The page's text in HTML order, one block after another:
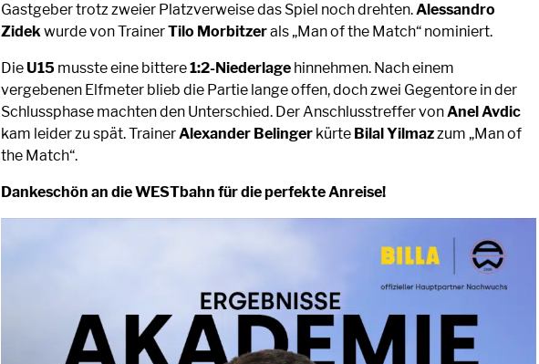
Gastgeber trotz zweier Platzverweise das Spiel noch drehten.Alessandro
Zidekwurde von TrainerTilo Morbitzerals „Man of the Match“ nominiert.
Die U15 musste eine bittere1:2-Niederlage hinnehmen. Nach einem
vergebenen Elfmeter blieb die Partie lange offen, doch zwei Gegentore in der
Schlussphase machten den Unterschied. Der Anschlusstreffer vonAnel Avdic
kam leider zu spät. TrainerAlexander Belinger kürte Bilal Yilmazzum „Man of
the Match“.
Dankeschön an die WESTbahn für die perfekte Anreise!